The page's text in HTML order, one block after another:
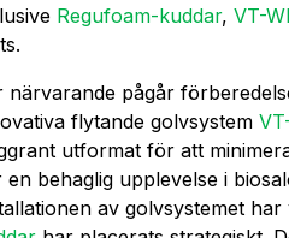
Regufoam-kuddar, VT-
närvarande pågår
flytande golvsystem
utformat för att
en behaglig upplevelse i
av golvsystemet har